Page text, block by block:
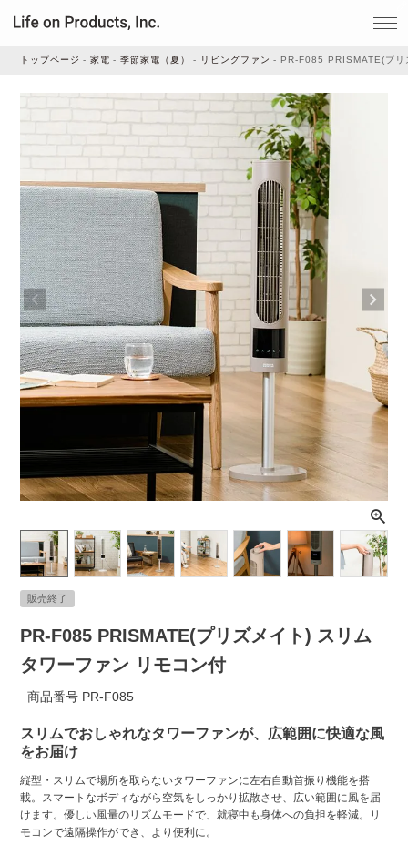
家事・生活雑貨
ルームフレグランス
ビューティー
デジタル雑貨
ライト・シーリングファン
アクセサリー・消耗品
アウトレット
トップページ 家電 季節家電（夏） リビングファン PR-F085 PRISMATE(プリ
販売終了
PR-F085 PRISMATE(プリズメイト) スリム
タワーファン リモコン付
商品番号 PR-F085
スリムでおしゃれなタワーファンが、広範囲に快適な風
をお届け
縦型・スリムで場所を取らないタワーファンに左右自動首振り機能を搭
載。スマートなボディながら空気をしっかり拡散させ、広い範囲に風を届
けます。優しい風量のリズムモードで、就寝中も身体への負担を軽減。リ
モコンで遠隔操作ができ、より便利に。